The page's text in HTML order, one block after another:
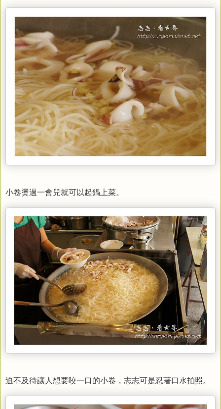
小卷燙過一會兒就可以起鍋上菜。
迫不及待讓人想要咬一口的小卷，志志可是忍著口水拍照。